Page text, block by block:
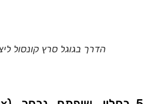
הדרך בגוגל סרץ קונסול